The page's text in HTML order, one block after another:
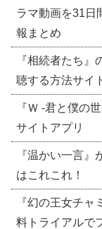
ラマ動画を31日
報まとめ
『相続者たち
聴する方法サイ
『Ｗ -君と僕の
サイトアプリ
『温かい一言
はこれこれ！
『幻の王女チ
料トライアルで